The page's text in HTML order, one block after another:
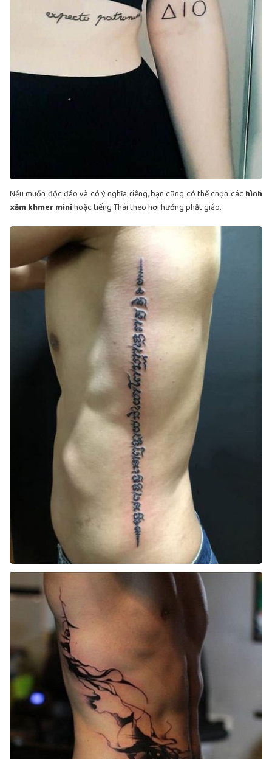
Nếu muốn độc đáo và có ý nghĩa riêng, bạn cũng có thể chọn cáchình
xăm khmer minihoặc tiếng Thái theo hơi hướng phật giáo.